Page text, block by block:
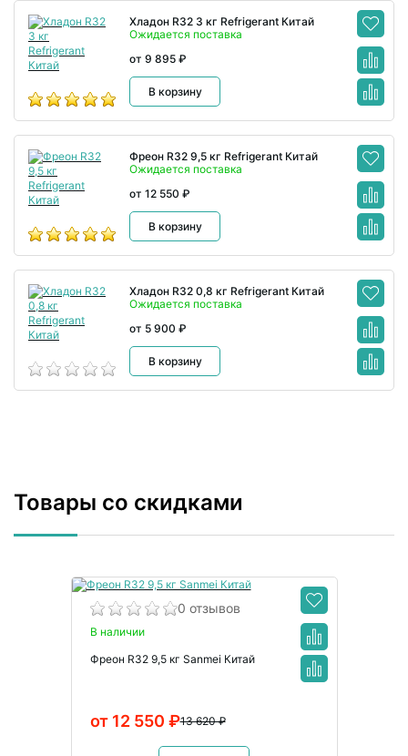
Хладон R32 3 кг Refrigerant Китай
Ожидается поставка
от 9 895 ₽
В корзину
Фреон R32 9,5 кг Refrigerant Китай
Ожидается поставка
от 12 550 ₽
В корзину
Хладон R32 0,8 кг Refrigerant Китай
Ожидается поставка
от 5 900 ₽
В корзину
Товары со скидками
0 отзывов
В наличии
Фреон R32 9,5 кг Sanmei Китай
13 620 ₽
от 12 550 ₽